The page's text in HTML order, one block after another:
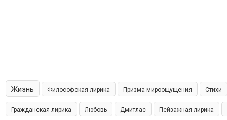
Жизнь Философская лирика Призма мироощущения Стихи
Гражданская лирика Любовь Дмитлас Пейзажная лирика